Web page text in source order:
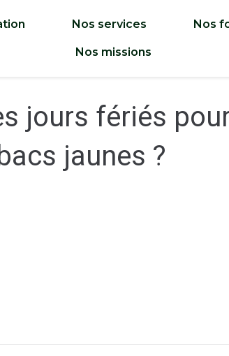
Nos services Nos
Nos missions
jours fériés
jaunes ?